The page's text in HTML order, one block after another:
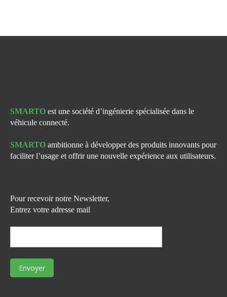
SMARTO est une société d’ingénierie spécialisée dans le
véhicule connecté.
SMARTO ambitionne à développer des produits innovants pour
faciliter l’usage et offrir une nouvelle expérience aux utilisateurs.
Pour recevoir notre Newsletter,
Entrez votre adresse mail